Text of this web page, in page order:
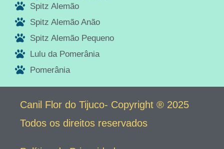
Spitz Alemão
Spitz Alemão Anão
Spitz Alemão Pequeno
Lulu da Pomerânia
Pomerânia
Canil Flor do Tijuco- Copyright ® 2025
Todos os direitos reservados